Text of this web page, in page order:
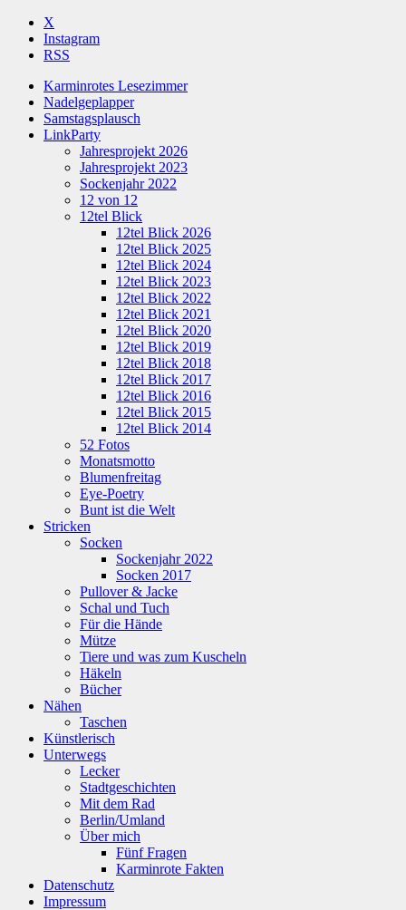
X
Instagram
RSS
Karminrotes Lesezimmer
Nadelgeplapper
Samstagsplausch
LinkParty
Jahresprojekt 2026
Jahresprojekt 2023
Sockenjahr 2022
12 von 12
12tel Blick
12tel Blick 2026
12tel Blick 2025
12tel Blick 2024
12tel Blick 2023
12tel Blick 2022
12tel Blick 2021
12tel Blick 2020
12tel Blick 2019
12tel Blick 2018
12tel Blick 2017
12tel Blick 2016
12tel Blick 2015
12tel Blick 2014
52 Fotos
Monatsmotto
Blumenfreitag
Eye-Poetry
Bunt ist die Welt
Stricken
Socken
Sockenjahr 2022
Socken 2017
Pullover & Jacke
Schal und Tuch
Für die Hände
Mütze
Tiere und was zum Kuscheln
Häkeln
Bücher
Nähen
Taschen
Künstlerisch
Unterwegs
Lecker
Stadtgeschichten
Mit dem Rad
Berlin/Umland
Über mich
Fünf Fragen
Karminrote Fakten
Datenschutz
Impressum